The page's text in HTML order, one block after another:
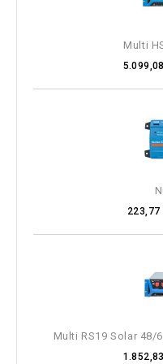
Multi
223,77
Multi RS19 Solar 48/